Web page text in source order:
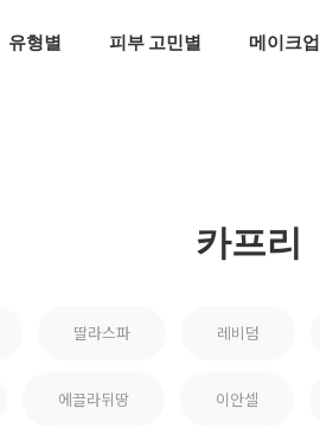
유형별 피부 고민별 메이크업
카프리
딸라스파 레비덤
에끌라뒤땅 이안셀